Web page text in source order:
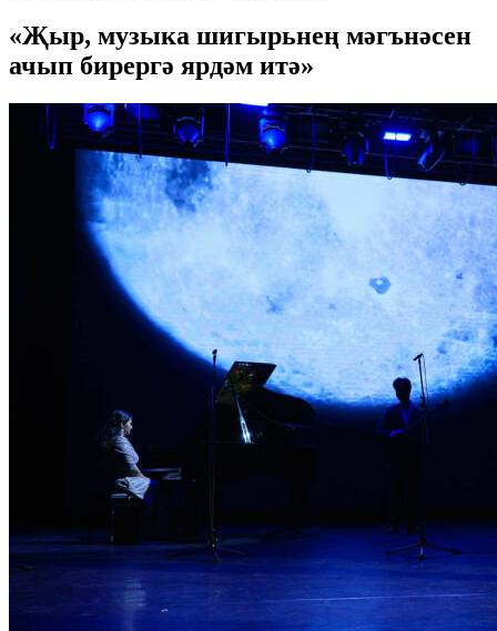
«Җыр, музыка шигырьнең мәгънәсен
ачып бирергә ярдәм итә»